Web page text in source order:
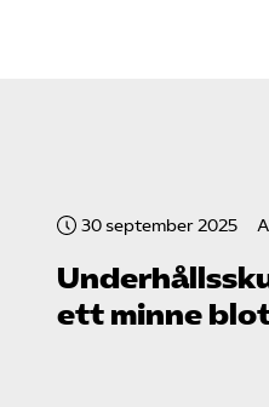
30 september 2025
ett minne